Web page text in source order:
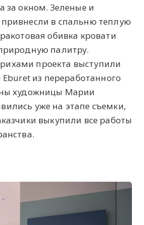
за окном. Зеленые и
в спальню теплую
обивка кровати
палитру.
проекта выступили
Eburet из переработанного
художницы Марии
уже на этапе съемки,
выкупили все работы